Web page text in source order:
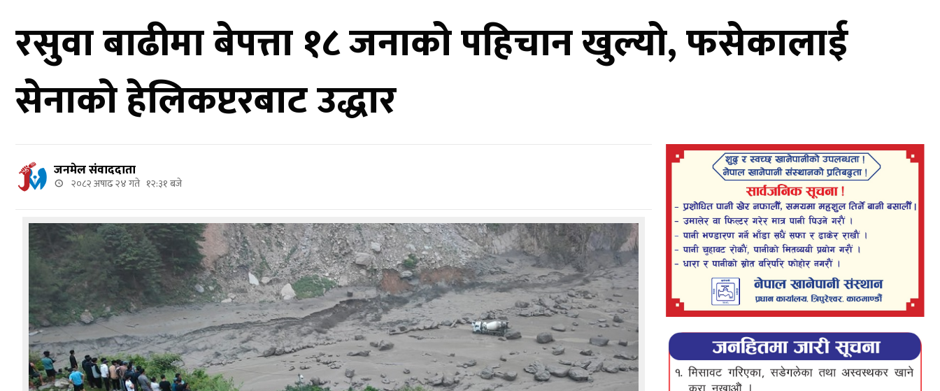
रसुवा बाढीमा बेपत्ता १८ जनाको पहिचान खुल्यो, फसेकालाई
सेनाकाे हेलिकप्टरबाट उद्धार
जनमेल संवाददाता
२०८२ अषाढ २४ गते १२:३१ बजे